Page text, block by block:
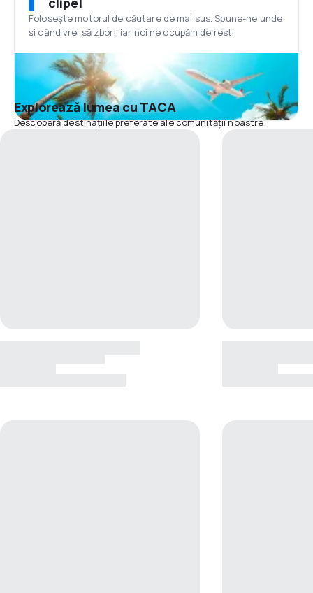
Folosește motorul de căutare de mai sus. Spune-ne unde
și când vrei să zbori, iar noi ne ocupăm de rest.
Explorează lumea cu TACA
Descoperă destinațiile preferate ale comunității noastre